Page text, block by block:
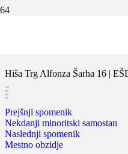
Hiša Trg Alfonza Šarha 16 |
Prejšnji spomenik
Nekdanji minoritski samostan
Naslednji spomenik
Mestno obzidje